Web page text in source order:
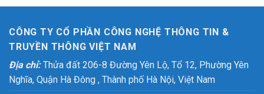
CÔNG TY CỔ PHẦN CÔNG NGHỆ THÔNG TIN &
TRUYỀN THÔNG VIỆT NAM
Địa chỉ:Thửa đất 206-8 Đường Yên Lộ, Tổ 12, Phường Yên
Nghĩa, Quận Hà Đông , Thành phố Hà Nội, Việt Nam